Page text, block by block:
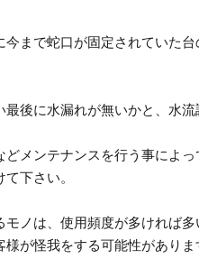
まで蛇口が固定されていた
後に水漏れが無いかと、水流
メンテナンスを行う事によ
下さい。
モノは、使用頻度が多ければ
が怪我をする可能性があり